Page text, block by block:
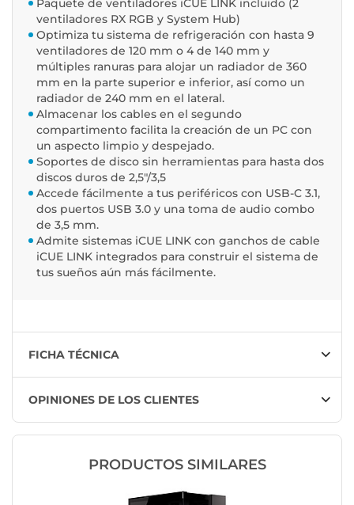
Paquete de ventiladores iCUE LINK incluido (2
ventiladores RX RGB y System Hub)
Optimiza tu sistema de refrigeración con hasta 9
ventiladores de 120 mm o 4 de 140 mm y
múltiples ranuras para alojar un radiador de 360
mm en la parte superior e inferior, así como un
radiador de 240 mm en el lateral.
Almacenar los cables en el segundo
compartimento facilita la creación de un PC con
un aspecto limpio y despejado.
Soportes de disco sin herramientas para hasta dos
discos duros de 2,5"/3,5
Accede fácilmente a tus periféricos con USB-C 3.1,
dos puertos USB 3.0 y una toma de audio combo
de 3,5 mm.
Admite sistemas iCUE LINK con ganchos de cable
iCUE LINK integrados para construir el sistema de
tus sueños aún más fácilmente.
FICHA TÉCNICA
OPINIONES DE LOS CLIENTES
PRODUCTOS SIMILARES